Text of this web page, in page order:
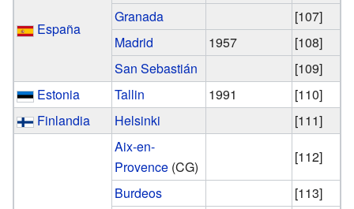
España
Granada
[107]
Madrid
1957
[108]
San Sebastián
[109]
Estonia
Tallin 1991
[110]
Finlandia
Helsinki [111]
Aix-en-
Provence (CG)
[112]
Burdeos
[113]